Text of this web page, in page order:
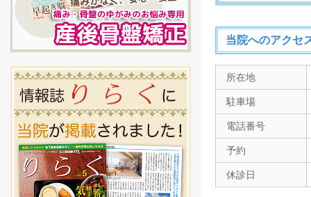
当院へのアクセ
所在地
駐車場
電話番号
予約
休診日